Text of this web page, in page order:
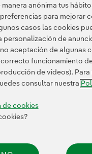
Política de Privacidad
en el uso de la IA Política
cookies Accesibilidad
2026 Iberdrola, S.A. Reservados
anónima tus
para mejorar
casos las cookies
personalización de
aceptación de algunas
correcto funcionamiento
de videos). Para
consultar nuestra
de cookies